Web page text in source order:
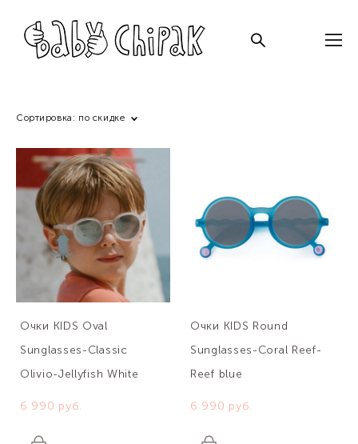
Сортировка: по скидке
Очки KIDS Oval
Sunglasses-Classic
Olivio-Jellyfish White
6 990 pуб.
Очки KIDS Round
Sunglasses-Coral Reef-
Reef blue
6 990 pуб.